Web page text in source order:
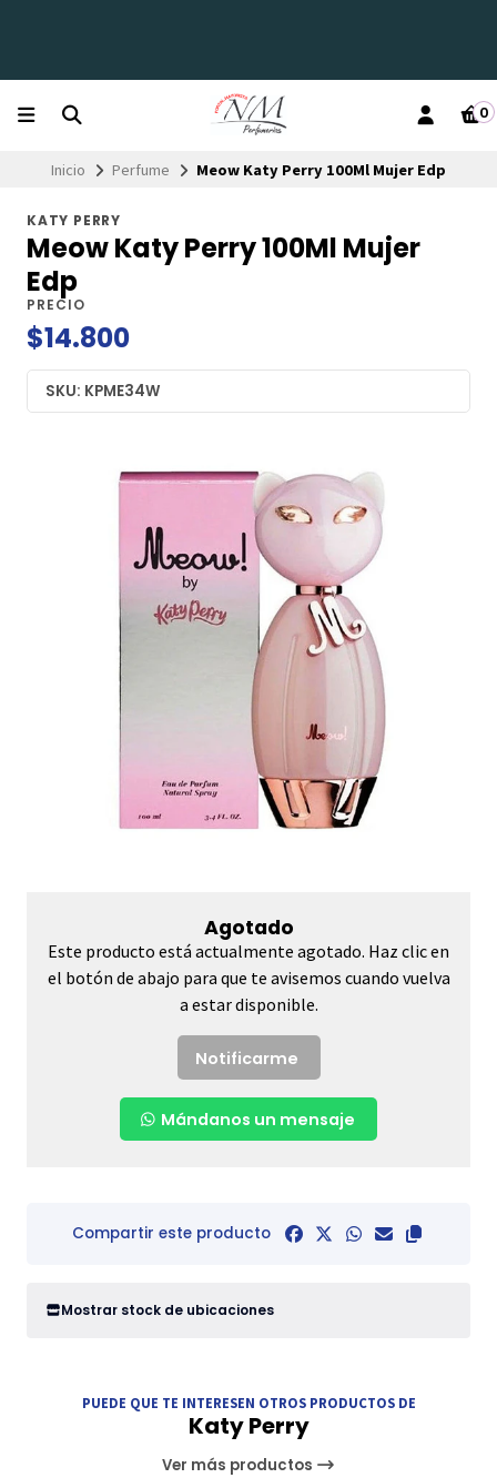
0
Inicio Perfume Meow Katy Perry 100Ml Mujer Edp
KATY PERRY
Meow Katy Perry 100Ml Mujer
Edp
PRECIO
$14.800
SKU: KPME34W
Agotado
Este producto está actualmente agotado. Haz clic en
el botón de abajo para que te avisemos cuando vuelva
a estar disponible.
Notificarme
Mándanos un mensaje
Compartir este producto
Mostrar stock de ubicaciones
PUEDE QUE TE INTERESEN OTROS PRODUCTOS DE
Katy Perry
Ver más productos